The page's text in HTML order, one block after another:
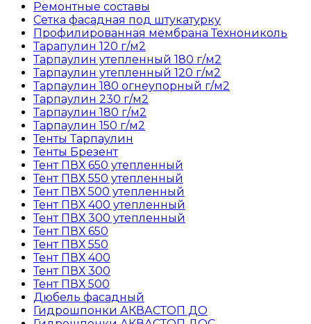
Ремонтные составы
Сетка фасадная под штукатурку
Профилированная мембрана Технониколь
Тарапулин 120 г/м2
Тарпаулин утепленный 180 г/м2
Тарпаулин утепленный 120 г/м2
Тарпаулин 180 огнеупорный г/м2
Тарпаулин 230 г/м2
Тарпаулин 180 г/м2
Тарпаулин 150 г/м2
Тенты Тарпаулин
Тенты Брезент
Тент ПВХ 650 утепленный
Тент ПВХ 550 утепленный
Тент ПВХ 500 утепленный
Тент ПВХ 400 утепленный
Тент ПВХ 300 утепленный
Тент ПВХ 650
Тент ПВХ 550
Тент ПВХ 400
Тент ПВХ 300
Тент ПВХ 500
Дюбель фасадный
Гидрошпонки АКВАСТОП ДО